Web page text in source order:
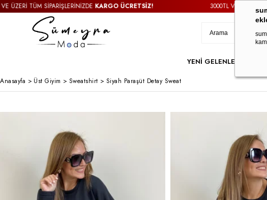
TÜM SİPARİŞLERİNİZDEKARGO ÜCRETSİZ! 3000TL VE ÜZERİ TÜM
YENİ GELENLER
Anasayfa > Üst Giyim > Sweatshirt > Siyah Paraşüt Detay Sweat